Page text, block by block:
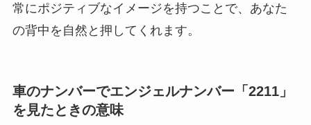
常にポジティブなイメージを持つことで、あなた
の背中を自然と押してくれます。
車のナンバーでエンジェルナンバー「2211」
を見たときの意味